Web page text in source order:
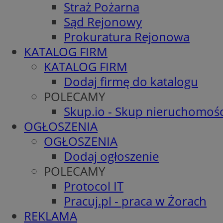
Straż Pożarna
Sąd Rejonowy
Prokuratura Rejonowa
KATALOG FIRM
KATALOG FIRM
Dodaj firmę do katalogu
POLECAMY
Skup.io - Skup
OGŁOSZENIA
OGŁOSZENIA
Dodaj ogłoszenie
POLECAMY
Protocol IT
Pracuj.pl - praca w Żorach
REKLAMA